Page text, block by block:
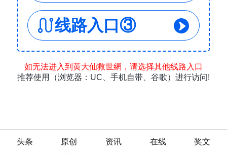
头条 原创 资讯 在线
奖文